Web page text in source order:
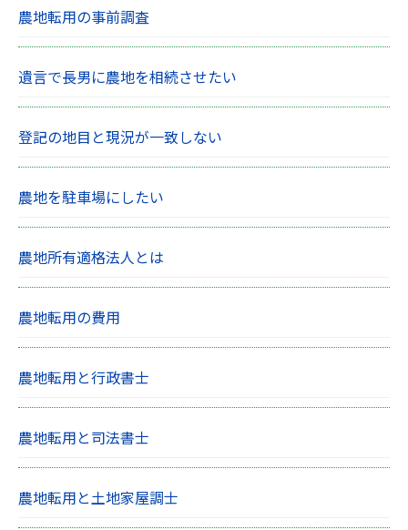
農地転用の事前調査
遺言で長男に農地を相続させたい
登記の地目と現況が一致しない
農地を駐車場にしたい
農地所有適格法人とは
農地転用の費用
農地転用と行政書士
農地転用と司法書士
農地転用と土地家屋調士